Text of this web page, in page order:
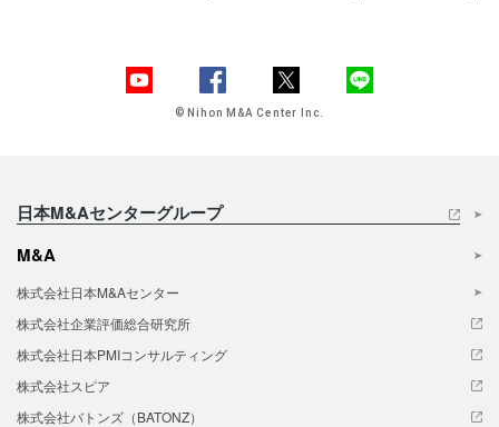
© Nihon M&A Center Inc.
日本M&Aセンターグループ
M&A
株式会社日本M&Aセンター
株式会社企業評価総合研究所
株式会社日本PMIコンサルティング
株式会社スピア
株式会社バトンズ（BATONZ）